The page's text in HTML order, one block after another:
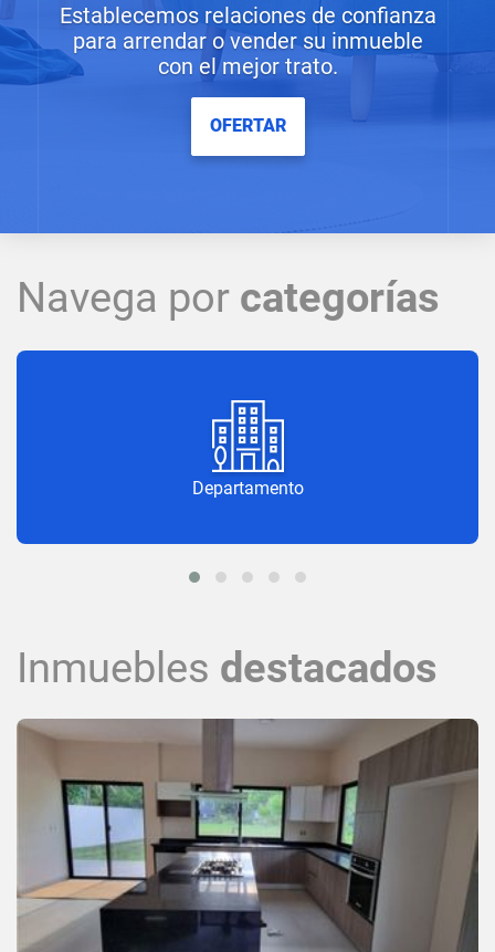
Establecemos relaciones de confianza
para arrendar o vender su inmueble
con el mejor trato.
OFERTAR
Navega por categorías
Departamento
Inmuebles destacados